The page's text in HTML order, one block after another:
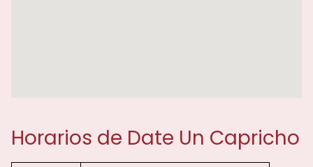
Horarios de Date Un Capricho